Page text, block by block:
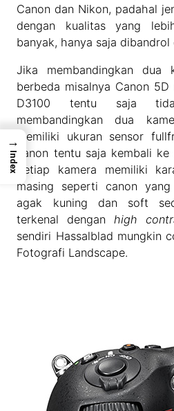
Canon dan Nikon, padahal
dengan kualitas yang
banyak, hanya saja
Jika membandingkan dua
berbeda misalnya Canon
D3100 tentu saja
membandingkan dua
memiliki ukuran sensor
canon tentu saja kembali
Setiap kamera memiliki
masing seperti canon
agak kuning dan soft
terkenal dengan high
sendiri Hassalblad mungkin
Fotografi Landscape.
→
Index